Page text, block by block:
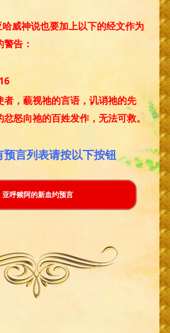
威神说也要加上以下的经文作为
告：
者，藐视祂的言语，讥诮祂的先
怒向祂的百姓发作，无法可救。
预言列表请按以下按钮
亚呼赎阿的新血约预言